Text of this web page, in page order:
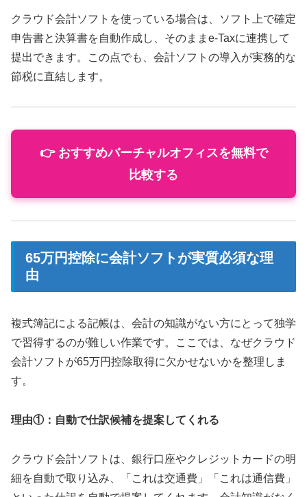
クラウド会計ソフトを使っている場合は、ソフト上で確定
申告書と決算書を自動作成し、そのままe-Taxに連携して
提出できます。この点でも、会計ソフトの導入が実務的な
節税に直結します。
👉 おすすめバーチャルオフィスを無料で
比較する
65万円控除に会計ソフトが実質必須な理
由
複式簿記による記帳は、会計の知識がない方にとって独学
で習得するのが難しい作業です。ここでは、なぜクラウド
会計ソフトが65万円控除取得に欠かせないかを整理しま
す。
理由①：自動で仕訳候補を提案してくれる
クラウド会計ソフトは、銀行口座やクレジットカードの明
細を自動で取り込み、「これは交通費」「これは通信費」